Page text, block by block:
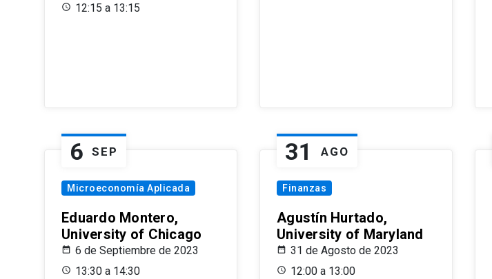
12:15 a 13:15
6 SEP
Microeconomía Aplicada
Eduardo Montero,
University of Chicago
6 de Septiembre de 2023
13:30 a 14:30
31 AGO
Finanzas
Agustín Hurtado,
University of Maryland
31 de Agosto de 2023
12:00 a 13:00